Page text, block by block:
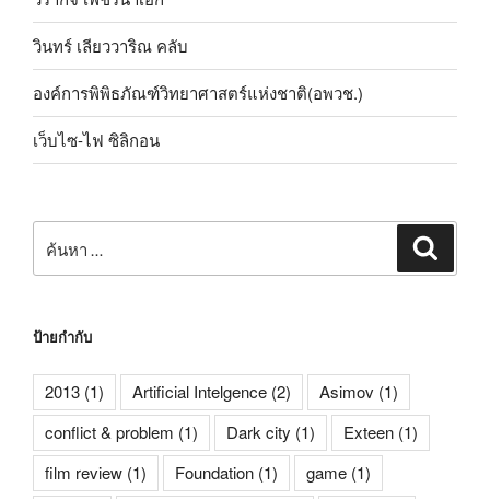
วินทร์ เลียววาริณ คลับ
องค์การพิพิธภัณฑ์วิทยาศาสตร์แห่งชาติ(อพวช.)
เว็บไซ-ไฟ ซิลิกอน
ป้ายกำกับ
2013 (1) Artificial Intelgence (2) Asimov (1)
conflict & problem (1) Dark city (1) Exteen (1)
film review (1) Foundation (1) game (1)